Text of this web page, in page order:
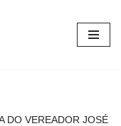
DO VEREADOR JOSÉ